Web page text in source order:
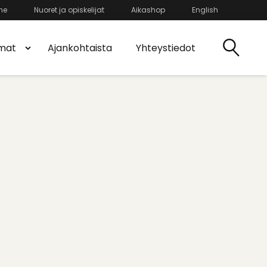
Nuoret ja opiskelijat Aikashop English
Ajankohtaista Yhteystiedot